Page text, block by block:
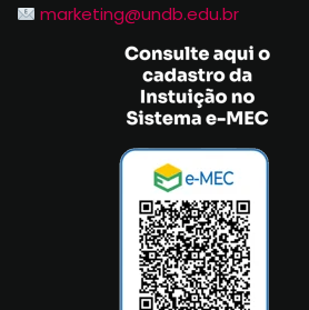
marketing@undb.edu.br